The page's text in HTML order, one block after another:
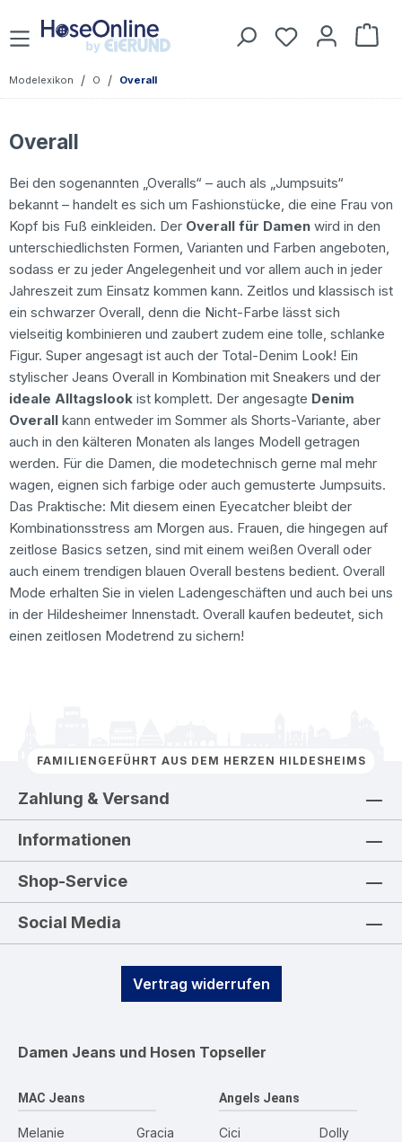
Zum Hauptinhalt springen Du hast 0
Modelexikon / O / Overall
Overall
Bei den sogenannten „Overalls“ – auch als „Jumpsuits“
bekannt – handelt es sich um Fashionstücke, die eine Frau von
Kopf bis Fuß einkleiden. Der Overall für Damen wird in den
unterschiedlichsten Formen, Varianten und Farben angeboten,
sodass er zu jeder Angelegenheit und vor allem auch in jeder
Jahreszeit zum Einsatz kommen kann. Zeitlos und klassisch ist
ein schwarzer Overall, denn die Nicht-Farbe lässt sich
vielseitig kombinieren und zaubert zudem eine tolle, schlanke
Figur. Super angesagt ist auch der Total-Denim Look! Ein
stylischer Jeans Overall in Kombination mit Sneakers und der
ideale Alltagslook ist komplett. Der angesagte Denim
Overall kann entweder im Sommer als Shorts-Variante, aber
auch in den kälteren Monaten als langes Modell getragen
werden. Für die Damen, die modetechnisch gerne mal mehr
wagen, eignen sich farbige oder auch gemusterte Jumpsuits.
Das Praktische: Mit diesem einen Eyecatcher bleibt der
Kombinationsstress am Morgen aus. Frauen, die hingegen auf
zeitlose Basics setzen, sind mit einem weißen Overall oder
auch einem trendigen blauen Overall bestens bedient. Overall
Mode erhalten Sie in vielen Ladengeschäften und auch bei uns
in der Hildesheimer Innenstadt. Overall kaufen bedeutet, sich
einen zeitlosen Modetrend zu sichern!
FAMILIENGEFÜHRT AUS DEM HERZEN HILDESHEIMS
Zahlung & Versand
Informationen
Shop-Service
Social Media
Vertrag widerrufen
Damen Jeans und Hosen Topseller
MAC Jeans
Melanie
Gracia
Angels Jeans
Cici
Dolly